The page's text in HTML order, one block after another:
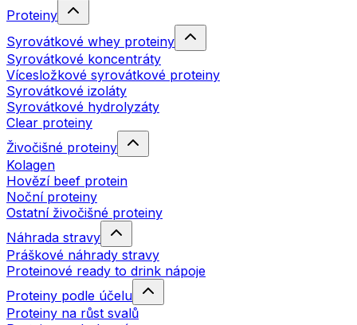
Proteiny
Syrovátkové whey proteiny
Syrovátkové koncentráty
Vícesložkové syrovátkové proteiny
Syrovátkové izoláty
Syrovátkové hydrolyzáty
Clear proteiny
Živočišné proteiny
Kolagen
Hovězí beef protein
Noční proteiny
Ostatní živočišné proteiny
Náhrada stravy
Práškové náhrady stravy
Proteinové ready to drink nápoje
Proteiny podle účelu
Proteiny na růst svalů